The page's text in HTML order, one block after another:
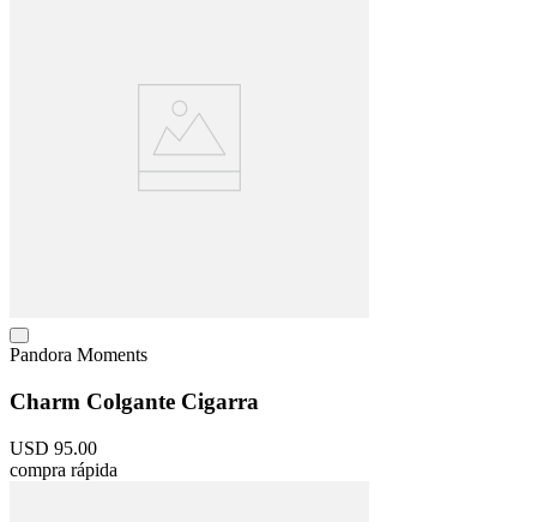
Pandora Moments
Charm Colgante Cigarra
USD 95.00
compra rápida